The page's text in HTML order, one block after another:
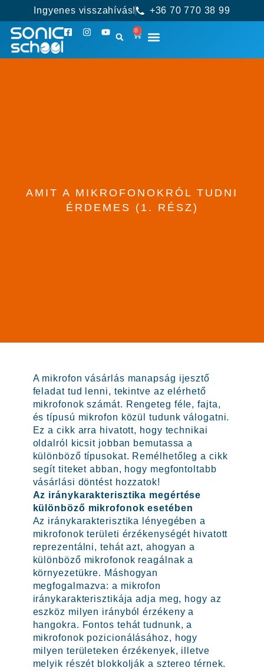
Ingyenes visszahívás! +36 70 770 38 99
0
AMIT A MIKROFONOKRÓL TUDNI
ÉRDEMES (1. RÉSZ)
A mikrofon vásárlás manapság ijesztő
feladat tud lenni, tekintve az elérhető
mikrofonok számát. Rengeteg féle, fajta,
és típusú mikrofon közül tudunk válogatni.
Ez a cikk arra hivatott, hogy technikai
oldalról kicsit jobban bemutassa a
különböző típusokat. Remélhetőleg a cikk
segít titeket abban, hogy megfontoltabb
vásárlási döntést hozzatok!
Az iránykarakterisztika megértése
különböző mikrofonok esetében
Az iránykarakterisztika lényegében a
mikrofonok területi érzékenységét hivatott
reprezentálni, tehát azt, ahogyan a
különböző mikrofonok reagálnak a
környezetükre. Máshogyan
megfogalmazva: a mikrofon
iránykarakterisztikája adja meg, hogy az
eszköz milyen irányból érzékeny a
hangokra. Fontos tehát tudnunk, a
mikrofonok pozicionálásához, hogy
milyen területeken érzékenyek, illetve
melyik részét blokkolják a sztereo térnek.